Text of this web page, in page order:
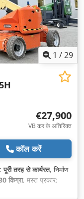
1 /29
€27,900
VB कर के अतिरिक्त
कॉल करें
पूरी तरह से कार्यरत, निर्माण
किग्रा, मस्त प्रकार: